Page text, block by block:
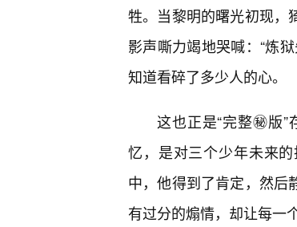
牲。当黎明的曙光初现，
影声嘶力竭地哭喊：“炼
知道看碎了多少人的心。
这也正是“完整㊙️版
忆，是对三个少年未来
中，他得到了肯定，然后
有过分的煽情，却让每一